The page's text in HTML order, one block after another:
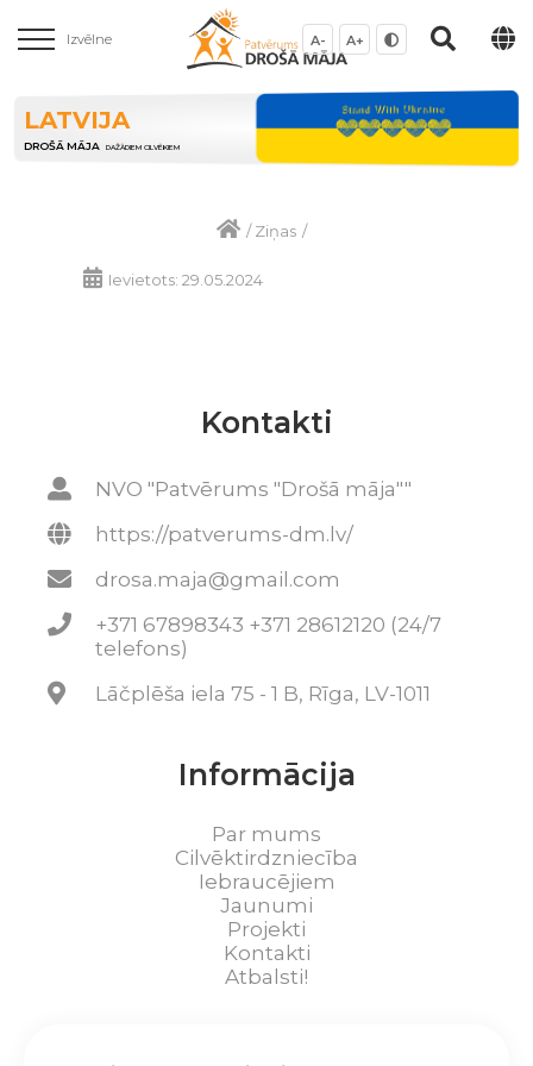
Izvēlne A- A+
LATVIJA
DROŠĀ MĀJA DAŽĀDIEM CILVĒKIEM
/Ziņas /
Ievietots: 29.05.2024
Kontakti
NVO "Patvērums "Drošā māja""
https://patverums-dm.lv/
drosa.maja@gmail.com
+371 67898343 +371 28612120 (24/7
telefons)
Lāčplēša iela 75 - 1 B, Rīga, LV-1011
Informācija
Par mums
Cilvēktirdzniecība
Iebraucējiem
Jaunumi
Projekti
Kontakti
Atbalsti!